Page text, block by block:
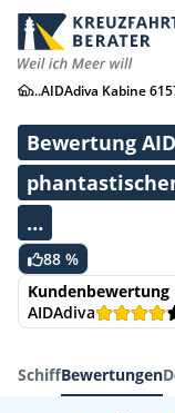
...AIDAdiva Kabine
Bewertung
…
88 %
Kundenbewertung
AIDAdiva
SchiffBewertungen